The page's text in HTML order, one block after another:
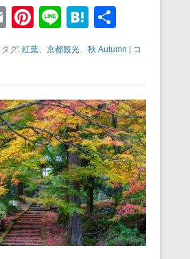
E
m
ail
Pi
nt
er
st
Li
n
e
H
at
e
a
有
タグ: 紅葉、 京都観光、 秋 Autumn
コ